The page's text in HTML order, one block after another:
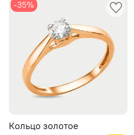
-35%
Кольцо золотое